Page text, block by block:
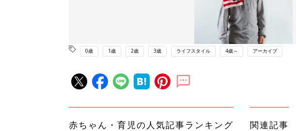
0歳 1歳 2歳 3歳 ライフスタイル 4歳～ アーカイブ
赤ちゃん・育児の人気記事ランキング 関連記事